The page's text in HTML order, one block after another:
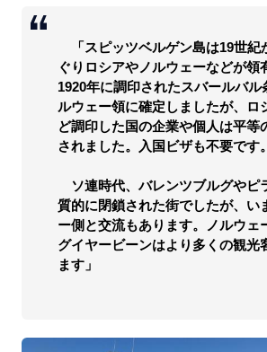
「スピッツベルゲン島は19世紀
ぐりロシアやノルウェーなどが領
1920年に調印されたスバールバル
ルウェー領に確定しましたが、ロ
ど調印した国の企業や個人は平等
されました。入国ビザも不要です。
ソ連時代、バレンツブルグやピ
質的に閉鎖された街でしたが、い
ー側と交流もあります。ノルウェ
グイヤービーンはより多くの観光
ます」